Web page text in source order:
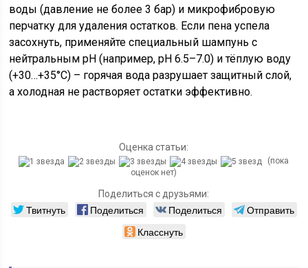
воды (давление не более 3 бар) и микрофибровую
перчатку для удаления остатков. Если пена успела
засохнуть, применяйте специальный шампунь с
нейтральным pH (например, pH 6.5–7.0) и тёплую воду
(+30…+35°C) – горячая вода разрушает защитный слой,
а холодная не растворяет остатки эффективно.
Оценка статьи:
(пока
оценок нет)
Поделиться с друзьями:
Твитнуть Поделиться Поделиться
Отправить
Класснуть